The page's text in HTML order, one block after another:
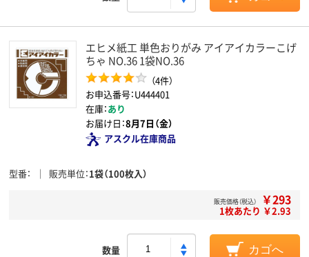
エヒメ紙工 単色おりがみ アイアイカラーこげ
ちゃ NO.36 1袋NO.36
（4件）
お申込番号：U444401
在庫：あり
お届け日：8月7日（金）
アスクル在庫商品
型番 販売単位 1袋（100枚入）
販売価格（税込） ￥293
1枚あたり ￥2.93
数量 カゴへ